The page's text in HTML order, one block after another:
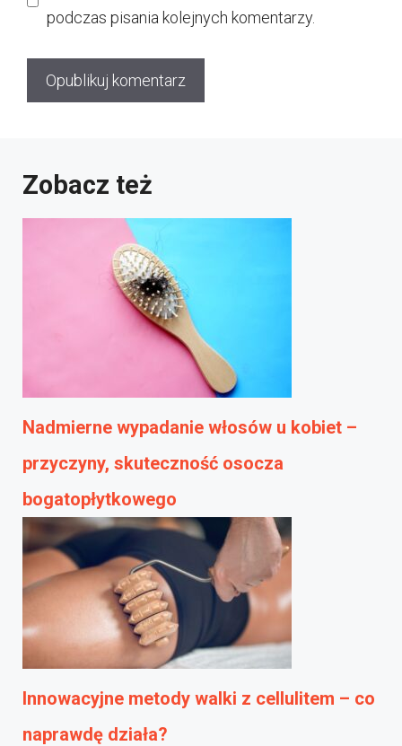
podczas pisania kolejnych komentarzy.
Zobacz też
Nadmierne wypadanie włosów u kobiet –
przyczyny, skuteczność osocza
bogatopłytkowego
Innowacyjne metody walki z cellulitem – co
naprawdę działa?